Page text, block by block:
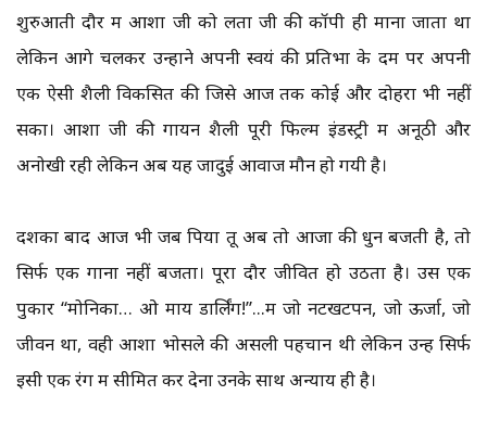
शुरुआती दौर में आशा जी को लता जी की कॉपी ही माना जाता था
लेकिन आगे चलकर उन्होंने अपनी स्वयं की प्रतिभा के दम पर अपनी
एक ऐसी शैली विकसित की जिसे आज तक कोई और दोहरा भी नहीं
सका। आशा जी की गायन शैली पूरी फिल्म इंडस्ट्री में अनूठी और
अनोखी रही लेकिन अब यह जादुई आवाज मौन हो गयी है।
दशकों बाद आज भी जब पिया तू अब तो आजा की धुन बजती है, तो
सिर्फ एक गाना नहीं बजता। पूरा दौर जीवित हो उठता है। उस एक
पुकार “मोनिका… ओ माय डार्लिंग!”...में जो नटखटपन, जो ऊर्जा, जो
जीवन था, वही आशा भोसले की असली पहचान थी लेकिन उन्हें सिर्फ
इसी एक रंग में सीमित कर देना उनके साथ अन्याय ही है।